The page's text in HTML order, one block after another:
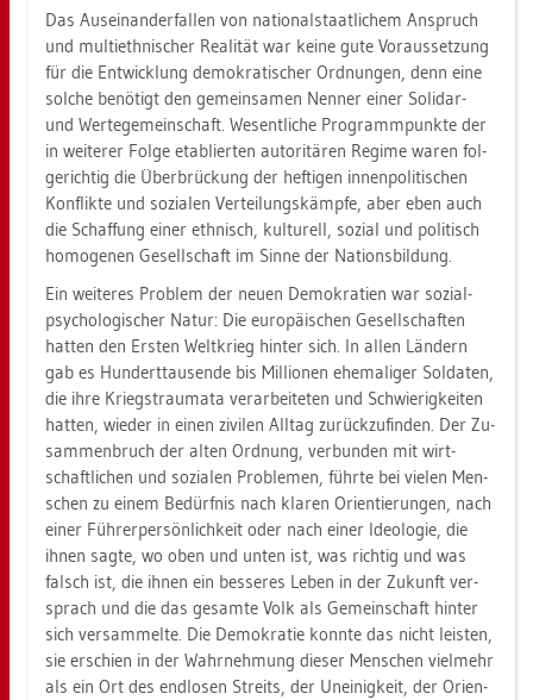
Das Aus­ein­an­der­fal­len von na­tio­nal­staat­li­chem An­spruch
und mul­ti­eth­ni­scher Rea­li­tät war keine gute Vor­aus­set­zung
für die Ent­wick­lung de­mo­kra­ti­scher Ord­nun­gen, denn eine
sol­che be­nö­tigt den ge­mein­sa­men Nen­ner einer So­li­dar-
und Wer­te­ge­mein­schaft. We­sent­li­che Pro­gramm­punk­te der
in wei­te­rer Folge eta­blier­ten au­to­ri­tä­ren Re­gime waren fol­
ge­rich­tig die Über­brü­ckung der hef­ti­gen in­nen­po­li­ti­schen
Kon­flik­te und so­zia­len Ver­tei­lungs­kämp­fe, aber eben auch
die Schaf­fung einer eth­nisch, kul­tu­rell, so­zi­al und po­li­tisch
ho­mo­ge­nen Ge­sell­schaft im Sinne der Na­ti­ons­bil­dung.
Ein wei­te­res Pro­blem der neuen De­mo­kra­ti­en war so­zi­al­
psy­cho­lo­gi­scher Natur: Die eu­ro­päi­schen Ge­sell­schaf­ten
hat­ten den Ers­ten Welt­krieg hin­ter sich. In allen Län­dern
gab es Hun­dert­tau­sen­de bis Mil­lio­nen ehe­ma­li­ger Sol­da­ten,
die ihre Kriegs­t­rau­ma­ta ver­ar­bei­te­ten und Schwie­rig­kei­ten
hat­ten, wie­der in einen zi­vi­len All­tag zu­rück­zu­fin­den. Der Zu­
sam­men­bruch der alten Ord­nung, ver­bun­den mit wirt­
schaft­li­chen und so­zia­len Pro­ble­men, führ­te bei vie­len Men­
schen zu einem Be­dürf­nis nach kla­ren Ori­en­tie­run­gen, nach
einer Füh­rer­per­sön­lich­keit oder nach einer Ideo­lo­gie, die
ihnen sagte, wo oben und unten ist, was rich­tig und was
falsch ist, die ihnen ein bes­se­res Leben in der Zu­kunft ver­
sprach und die das ge­sam­te Volk als Ge­mein­schaft hin­ter
sich ver­sam­mel­te. Die De­mo­kra­tie konn­te das nicht leis­ten,
sie er­schien in der Wahr­neh­mung die­ser Men­schen viel­mehr
als ein Ort des end­lo­sen Streits, der Un­ei­nig­keit, der Ori­en­